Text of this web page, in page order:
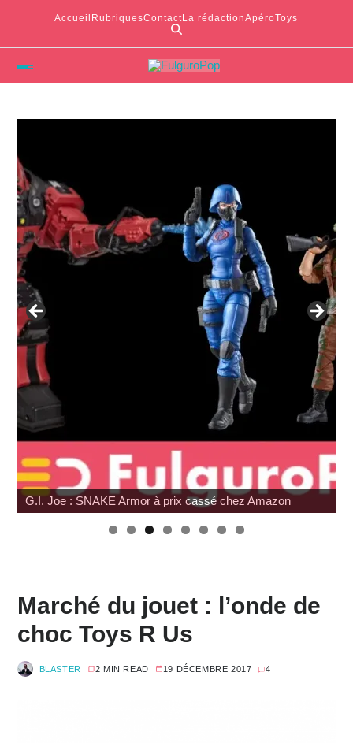
Accueil RubriquesContactLa rédactionApéroToys
G.I. Joe : SNAKE Armor à prix cassé chez Amazon
Marché du jouet : l’onde de
choc Toys R Us
BLASTER 2 MIN READ 19 DÉCEMBRE 2017 4